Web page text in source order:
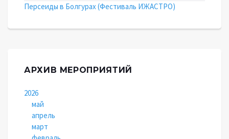
Персеиды в Болгурах (Фестиваль ИЖАСТРО)
АРХИВ МЕРОПРИЯТИЙ
2026
май
апрель
март